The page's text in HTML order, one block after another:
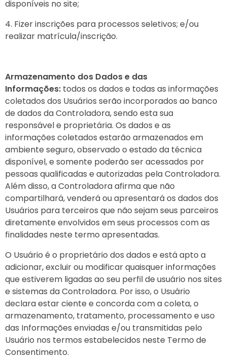
disponíveis no site;
Fizer inscrições para processos seletivos; e/ou
realizar matrícula/inscrição.
Armazenamento dos Dados e das
Informações: todos os dados e todas as informações
coletados dos Usuários serão incorporados ao banco
de dados da Controladora, sendo esta sua
responsável e proprietária. Os dados e as
informações coletados estarão armazenados em
ambiente seguro, observado o estado da técnica
disponível, e somente poderão ser acessados por
pessoas qualificadas e autorizadas pela Controladora.
Além disso, a Controladora afirma que não
compartilhará, venderá ou apresentará os dados dos
Usuários para terceiros que não sejam seus parceiros
diretamente envolvidos em seus processos com as
finalidades neste termo apresentadas.
O Usuário é o proprietário dos dados e está apto a
adicionar, excluir ou modificar quaisquer informações
que estiverem ligadas ao seu perfil de usuário nos sites
e sistemas da Controladora. Por isso, o Usuário
declara estar ciente e concorda com a coleta, o
armazenamento, tratamento, processamento e uso
das Informações enviadas e/ou transmitidas pelo
Usuário nos termos estabelecidos neste Termo de
Consentimento.